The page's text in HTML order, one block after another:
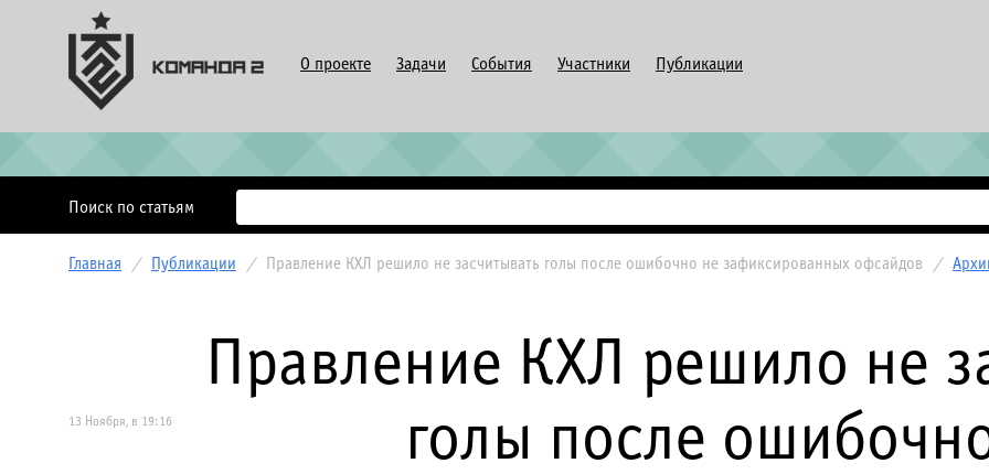
О проекте Задачи События Участники Публикации
Поиск по статьям
Главная / Публикации / Правление КХЛ решило не засчитывать голы после ошибочно не зафиксированных офсайдов /
13 Ноября, в 19:16
Правление КХЛ решило не
голы после